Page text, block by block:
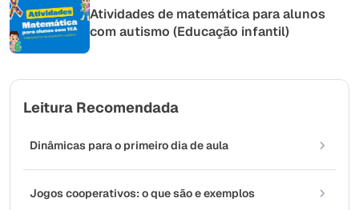
Atividades de matemática para alunos
com autismo (Educação infantil)
Leitura Recomendada
Dinâmicas para o primeiro dia de aula
Jogos cooperativos: o que são e exemplos